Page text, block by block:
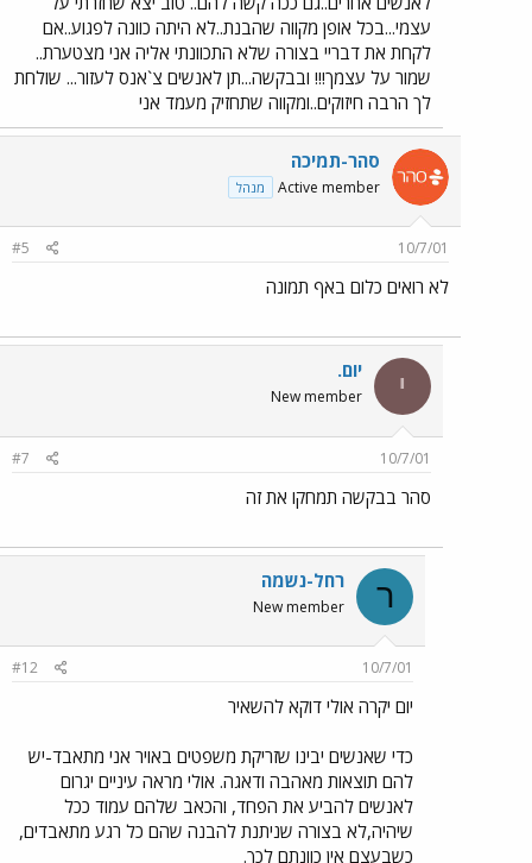
עצמי...בכל אופן מקווה שהבנת..לא היתה כוונה לפגוע..אם
לקחת את דבריי בצורה שלא התכוונתי אליה אני מצטערת..
שמור על עצמך!!! ובבקשה...תן לאנשים צ`אנס לעזור... שולחת
לך הרבה חיזוקים..ומקווה שתחזיק מעמד אני
סהר-תמיכה
Active member מנהל
10/7/01
#5
לא רואים כלום באף תמונה
י יום.
New member
10/7/01
#7
סהר בבקשה תמחקו את זה
ר רחל-נשמה
New member
10/7/01
#12
יום יקרה אולי דוקא להשאיר
כדי שאנשים יבינו שזריקת משפטים באויר אני מתאבד-יש
להם תוצאות מאהבה ודאגה. אולי מראה עיניים יגרום
לאנשים להביע את הפחד, והכאב שלהם עמוד ככל
שיהיה,לא בצורה שניתנת להבנה שהם כל רגע מתאבדים,
כשבעצם אין כוונתם לכך.